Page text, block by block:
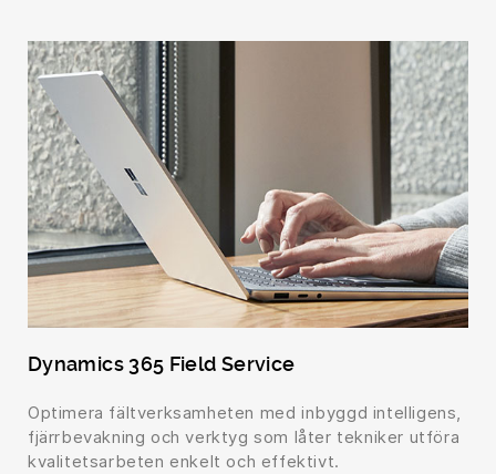
Dynamics 365 Field Service
Optimera fältverksamheten med inbyggd intelligens,
fjärrbevakning och verktyg som låter tekniker utföra
kvalitetsarbeten enkelt och effektivt.